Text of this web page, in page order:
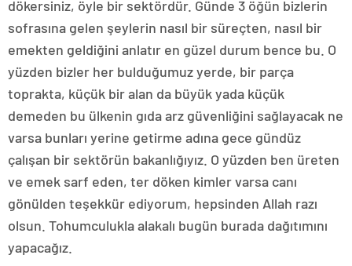
dökersiniz, öyle bir sektördür. Günde 3 öğün bizlerin
sofrasına gelen şeylerin nasıl bir süreçten, nasıl bir
emekten geldiğini anlatır en güzel durum bence bu. O
yüzden bizler her bulduğumuz yerde, bir parça
toprakta, küçük bir alan da büyük yada küçük
demeden bu ülkenin gıda arz güvenliğini sağlayacak ne
varsa bunları yerine getirme adına gece gündüz
çalışan bir sektörün bakanlığıyız. O yüzden ben üreten
ve emek sarf eden, ter döken kimler varsa canı
gönülden teşekkür ediyorum, hepsinden Allah razı
olsun. Tohumculukla alakalı bugün burada dağıtımını
yapacağız.